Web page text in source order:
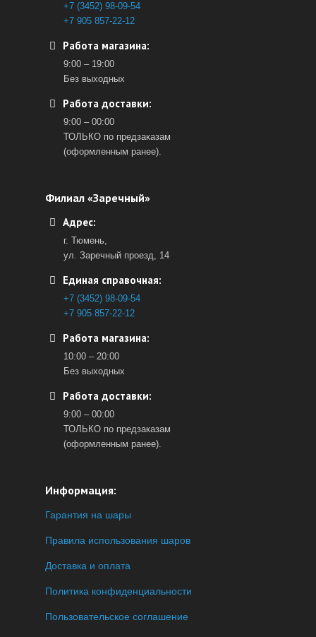
+7 (3452) 98-09-54
+7 905 857-22-12
Работа магазина:
9:00 – 19:00
Без выходных
Работа доставки:
9:00 – 00:00
ТОЛЬКО по предзаказам
(оформленным ранее).
Филиал «Заречный»
Адрес:
г. Тюмень,
ул. Заречный проезд, 14
Единая справочная:
+7 (3452) 98-09-54
+7 905 857-22-12
Работа магазина:
10:00 – 20:00
Без выходных
Работа доставки:
9:00 – 00:00
ТОЛЬКО по предзаказам
(оформленным ранее).
Информация:
Гарантия на шары
Правила использования шаров
Доставка и оплата
Политика конфиденциальности
Пользовательское соглашение